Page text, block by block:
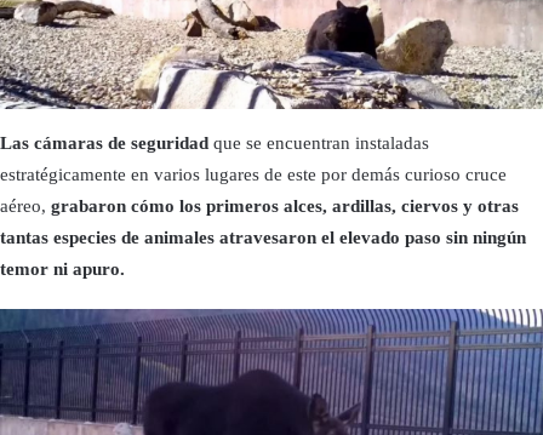
Las cámaras de seguridad que se encuentran instaladas
estratégicamente en varios lugares de este por demás curioso cruce
aéreo, grabaron cómo los primeros alces, ardillas, ciervos y otras
tantas especies de animales atravesaron el elevado paso sin ningún
temor ni apuro.